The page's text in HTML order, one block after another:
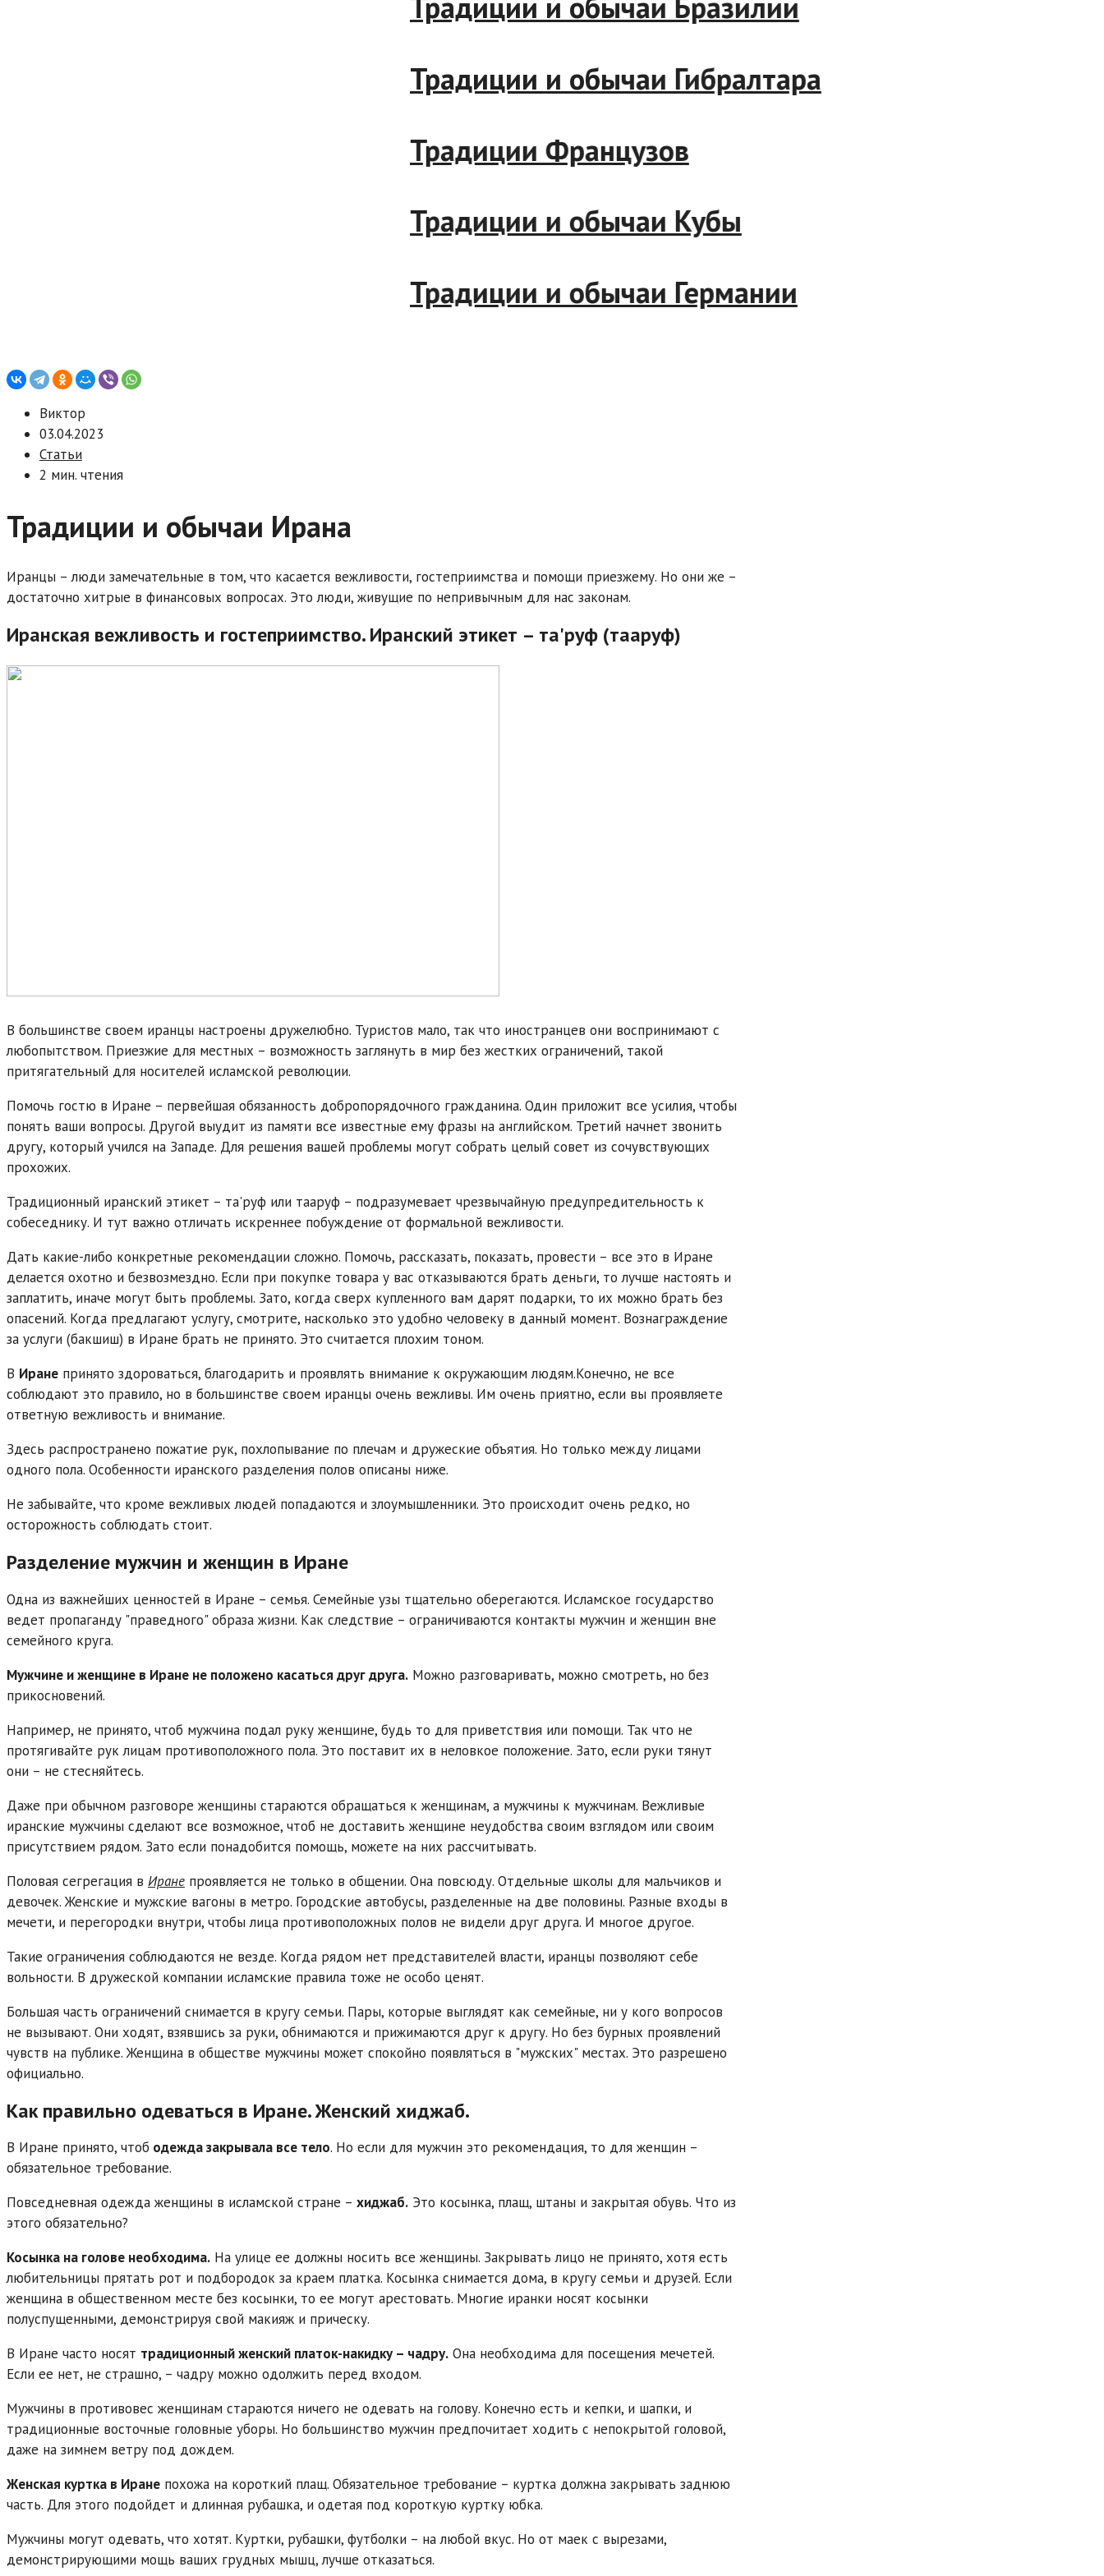
Традиции и обычаи Гибралтара
Традиции Французов
Традиции и обычаи Кубы
Традиции и обычаи Германии
Виктор
03.04.2023
Статьи
2 мин. чтения
Традиции и обычаи Ирана
Иранцы – люди замечательные в том, что касается вежливости, гостеприимства и помощи приезжему. Но они же –
достаточно хитрые в финансовых вопросах. Это люди, живущие по непривычным для нас законам.
Иранская вежливость и гостеприимство. Иранский этикет – та'руф (тааруф)
В большинстве своем иранцы настроены дружелюбно. Туристов мало, так что иностранцев они воспринимают с
любопытством. Приезжие для местных – возможность заглянуть в мир без жестких ограничений, такой
притягательный для носителей исламской революции.
Помочь гостю в Иране – первейшая обязанность добропорядочного гражданина. Один приложит все усилия, чтобы
понять ваши вопросы. Другой выудит из памяти все известные ему фразы на английском. Третий начнет звонить
другу, который учился на Западе. Для решения вашей проблемы могут собрать целый совет из сочувствующих
прохожих.
Традиционный иранский этикет – та'руф или тааруф – подразумевает чрезвычайную предупредительность к
собеседнику. И тут важно отличать искреннее побуждение от формальной вежливости.
Дать какие-либо конкретные рекомендации сложно. Помочь, рассказать, показать, провести – все это в Иране
делается охотно и безвозмездно. Если при покупке товара у вас отказываются брать деньги, то лучше настоять и
заплатить, иначе могут быть проблемы. Зато, когда сверх купленного вам дарят подарки, то их можно брать без
опасений. Когда предлагают услугу, смотрите, насколько это удобно человеку в данный момент. Вознаграждение
за услуги (бакшиш) в Иране брать не принято. Это считается плохим тоном.
В Иране принято здороваться, благодарить и проявлять внимание к окружающим людям.Конечно, не все
соблюдают это правило, но в большинстве своем иранцы очень вежливы. Им очень приятно, если вы проявляете
ответную вежливость и внимание.
Здесь распространено пожатие рук, похлопывание по плечам и дружеские объятия. Но только между лицами
одного пола. Особенности иранского разделения полов описаны ниже.
Не забывайте, что кроме вежливых людей попадаются и злоумышленники. Это происходит очень редко, но
осторожность соблюдать стоит.
Разделение мужчин и женщин в Иране
Одна из важнейших ценностей в Иране – семья. Семейные узы тщательно оберегаются. Исламское государство
ведет пропаганду "праведного" образа жизни. Как следствие – ограничиваются контакты мужчин и женщин вне
семейного круга.
Мужчине и женщине в Иране не положено касаться друг друга. Можно разговаривать, можно смотреть, но без
прикосновений.
Например, не принято, чтоб мужчина подал руку женщине, будь то для приветствия или помощи. Так что не
протягивайте рук лицам противоположного пола. Это поставит их в неловкое положение. Зато, если руки тянут
они – не стесняйтесь.
Даже при обычном разговоре женщины стараются обращаться к женщинам, а мужчины к мужчинам. Вежливые
иранские мужчины сделают все возможное, чтоб не доставить женщине неудобства своим взглядом или своим
присутствием рядом. Зато если понадобится помощь, можете на них рассчитывать.
Половая сегрегация в Иране проявляется не только в общении. Она повсюду. Отдельные школы для мальчиков и
девочек. Женские и мужские вагоны в метро. Городские автобусы, разделенные на две половины. Разные входы в
мечети, и перегородки внутри, чтобы лица противоположных полов не видели друг друга. И многое другое.
Такие ограничения соблюдаются не везде. Когда рядом нет представителей власти, иранцы позволяют себе
вольности. В дружеской компании исламские правила тоже не особо ценят.
Большая часть ограничений снимается в кругу семьи. Пары, которые выглядят как семейные, ни у кого вопросов
не вызывают. Они ходят, взявшись за руки, обнимаются и прижимаются друг к другу. Но без бурных проявлений
чувств на публике. Женщина в обществе мужчины может спокойно появляться в "мужских" местах. Это разрешено
официально.
Как правильно одеваться в Иране. Женский хиджаб.
В Иране принято, чтоб одежда закрывала все тело. Но если для мужчин это рекомендация, то для женщин –
обязательное требование.
Повседневная одежда женщины в исламской стране – хиджаб. Это косынка, плащ, штаны и закрытая обувь. Что из
этого обязательно?
Косынка на голове необходима. На улице ее должны носить все женщины. Закрывать лицо не принято, хотя есть
любительницы прятать рот и подбородок за краем платка. Косынка снимается дома, в кругу семьи и друзей. Если
женщина в общественном месте без косынки, то ее могут арестовать. Многие иранки носят косынки
полуспущенными, демонстрируя свой макияж и прическу.
В Иране часто носят традиционный женский платок-накидку – чадру. Она необходима для посещения мечетей.
Если ее нет, не страшно, – чадру можно одолжить перед входом.
Мужчины в противовес женщинам стараются ничего не одевать на голову. Конечно есть и кепки, и шапки, и
традиционные восточные головные уборы. Но большинство мужчин предпочитает ходить с непокрытой головой,
даже на зимнем ветру под дождем.
Женская куртка в Иране похожа на короткий плащ. Обязательное требование – куртка должна закрывать заднюю
часть. Для этого подойдет и длинная рубашка, и одетая под короткую куртку юбка.
Мужчины могут одевать, что хотят. Куртки, рубашки, футболки – на любой вкус. Но от маек с вырезами,
демонстрирующими мощь ваших грудных мышц, лучше отказаться.